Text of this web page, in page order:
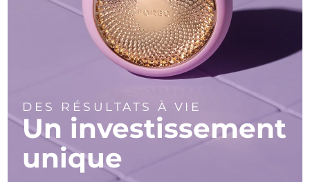
DES RÉSULTATS À VIE
Un investissement
unique